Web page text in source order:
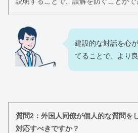
建設的な対話を心
てることで、より
質問2：外国人同僚が個人的な質問を
対応すべきですか？